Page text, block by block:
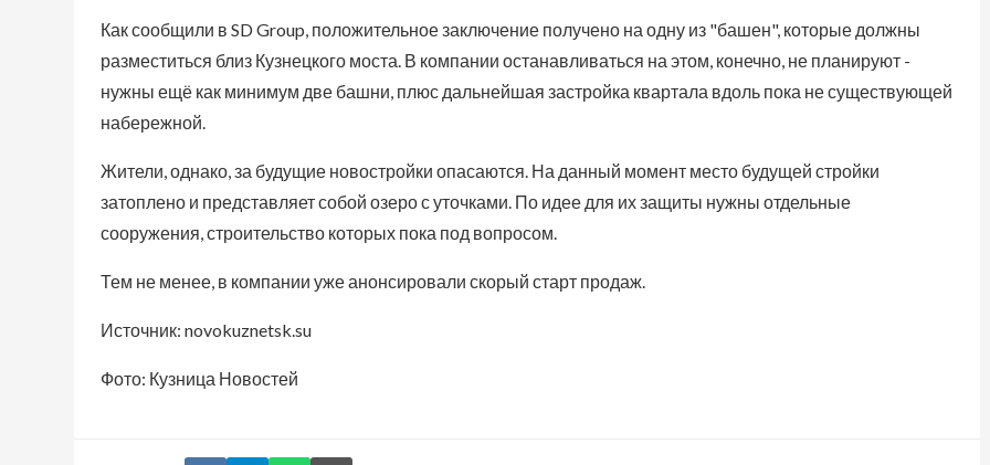
Как сообщили в SD Group, положительное заключение получено на одну из "башен", которые должны
разместиться близ Кузнецкого моста. В компании останавливаться на этом, конечно, не планируют -
нужны ещё как минимум две башни, плюс дальнейшая застройка квартала вдоль пока не существующей
набережной.
Жители, однако, за будущие новостройки опасаются. На данный момент место будущей стройки
затоплено и представляет собой озеро с уточками. По идее для их защиты нужны отдельные
сооружения, строительство которых пока под вопросом.
Тем не менее, в компании уже анонсировали скорый старт продаж.
Источник: novokuznetsk.su
Фото: Кузница Новостей